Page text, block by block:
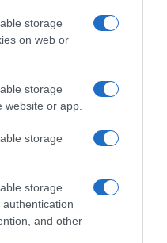
storage
on web or
storage
website or app.
storage
storage
and other
είναι «πληγωμένος
πρίγκιπα Χάρι
για την ασφάλεια
στη βασιλική